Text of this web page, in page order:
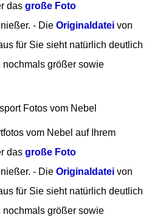
dasgroße Foto
- DieOriginaldatei von
für Sie sieht natürlich deutlich
nochmals größer sowie
vom Nebel auf Ihrem
dasgroße Foto
- DieOriginaldatei von
für Sie sieht natürlich deutlich
nochmals größer sowie